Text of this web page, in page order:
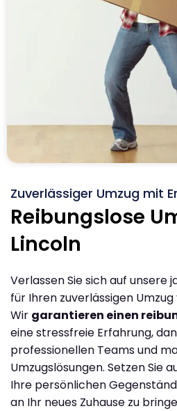
Zuverlässiger Umzug mit
Reibungslose
Lincoln
Verlassen Sie sich auf unsere
für Ihren zuverlässigen
Wir garantieren einen
eine stressfreie Erfahrung,
professionellen Teams und
Umzugslösungen. Setzen Sie
Ihre persönlichen
an Ihr neues Zuhause zu